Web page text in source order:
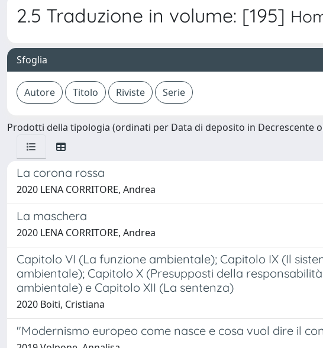
2.5 Traduzione in volume: [195]
Sfoglia
Prodotti della tipologia (ordinati per Data di deposito in Decrescente
La corona rossa
2020 LENA CORRITORE, Andrea
La maschera
2020 LENA CORRITORE, Andrea
Capitolo VI (La funzione ambientale); Capitolo IX (Il
ambientale); Capitolo X (Presupposti della
ambientale) e Capitolo XII (La sentenza)
2020 Boiti, Cristiana
"Modernismo europeo come nasce e cosa vuol dire il